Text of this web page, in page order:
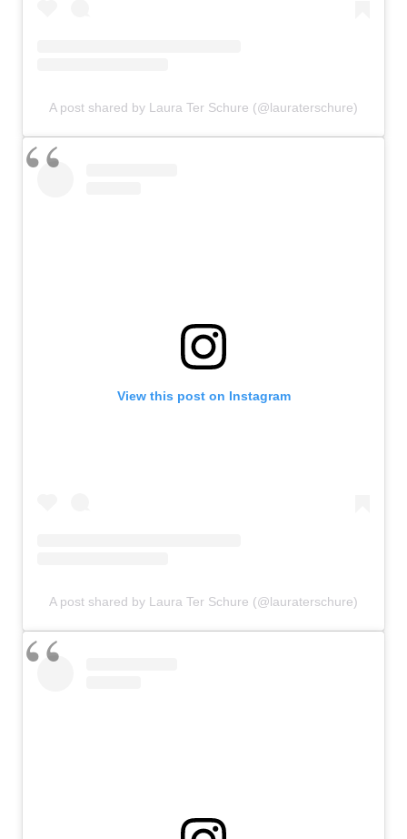
A post shared by Laura Ter Schure (@lauraterschure)
View this post on Instagram
A post shared by Laura Ter Schure (@lauraterschure)